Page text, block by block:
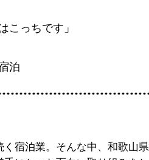
こっちです」
泊
宿泊業。そんな中、和歌山県